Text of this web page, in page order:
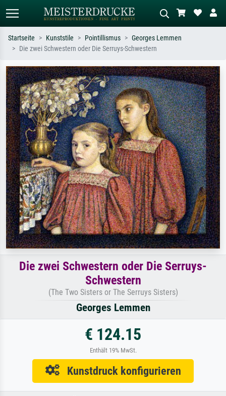
Suchen Sie nach Künstlern, Werktiteln
oder Stilen – z.B. Monet,
Sternennacht, Impressionismus, Welle
Hokusai, Akt.
Beschreiben Sie die Szene – z.B. Grüne
Wiese, Abstrakt mit viel Rot, Dunkles
Ölgemälde, Stehender Akt neben einem
Baum.
Startseite Kunststile Pointillismus
Georges Lemmen
Die zwei Schwestern oder Die Serruys-Schwestern
Die zwei Schwestern oder Die Serruys-
Schwestern
(The Two Sisters or The Serruys Sisters)
Georges Lemmen
€ 124.15
Enthält 19% MwSt.
Kunstdruck konfigurieren